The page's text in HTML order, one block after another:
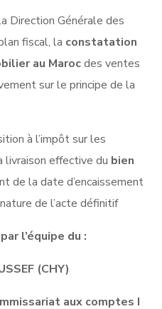
Direction Générale des
fiscal, la constatation
au Marocdes ventes
sur le principe de la
à l’impôt sur les
effective du bien
de la date d’encaissement
de l’acte définitif
l’équipe du :
(CHY)
aux comptes I